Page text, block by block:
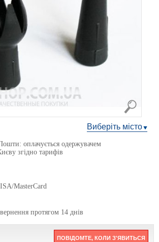
Виберіть місто
оплачується одержувачем
згідно тарифів
MasterCard
протягом 14 днів
ПОВІДОМТЕ, КОЛИ З'ЯВИТЬСЯ